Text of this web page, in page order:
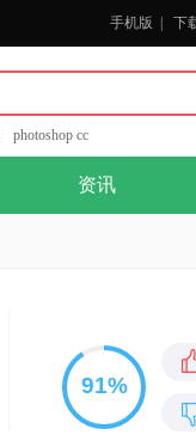
手机版 下
photoshop cc
资讯